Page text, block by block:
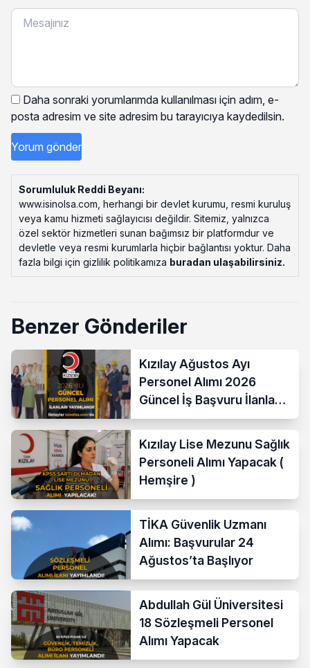
Daha sonraki yorumlarımda kullanılması için adım, e-
posta adresim ve site adresim bu tarayıcıya kaydedilsin.
Sorumluluk Reddi Beyanı:
www.isinolsa.com, herhangi bir devlet kurumu, resmi kuruluş
veya kamu hizmeti sağlayıcısı değildir. Sitemiz, yalnızca
özel sektör hizmetleri sunan bağımsız bir platformdur ve
devletle veya resmi kurumlarla hiçbir bağlantısı yoktur. Daha
fazla bilgi için gizlilik politikamıza buradan ulaşabilirsiniz.
Benzer Gönderiler
Kızılay Ağustos Ayı
Personel Alımı 2026
Güncel İş Başvuru İlanları
Yayımladı!
Kızılay Lise Mezunu Sağlık
Personeli Alımı Yapacak (
Hemşire )
TİKA Güvenlik Uzmanı
Alımı: Başvurular 24
Ağustos’ta Başlıyor
Abdullah Gül Üniversitesi
18 Sözleşmeli Personel
Alımı Yapacak